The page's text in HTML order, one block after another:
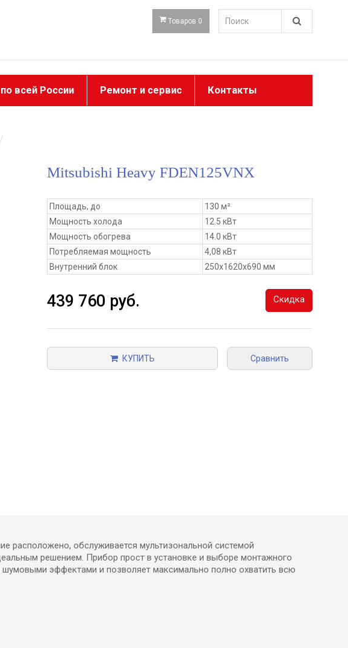
Товаров 0
всей России Ремонт и сервис Контакты
Mitsubishi Heavy FDEN125VNX
Площадь, до
130 м²
Мощность холода
12.5 кВт
Мощность обогрева
14.0 кВт
Потребляемая мощность
4,08 кВт
Внутренний блок
250x1620x690 мм
439 760 руб. Скидка
КУПИТЬ Сравнить
расположено, обслуживается мультизональной системой
решением. Прибор прост в установке и выборе монтажного
шумовыми эффектами и позволяет максимально полно охватить всю